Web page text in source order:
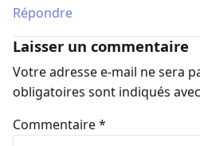
Répondre
Laisser un commentaire
Votre adresse e-mail ne sera
obligatoires sont indiqués avec
Commentaire*